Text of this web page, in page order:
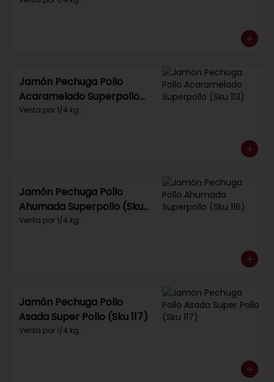
Jamón Pechuga Pollo
Acaramelado Superpollo
(Sku 113)
Venta por 1/4 kg.
Jamón Pechuga Pollo
Ahumada Superpollo (Sku
116)
Venta por 1/4 kg.
Jamón Pechuga Pollo
Asada Super Pollo (Sku 117)
Venta por 1/4 kg.